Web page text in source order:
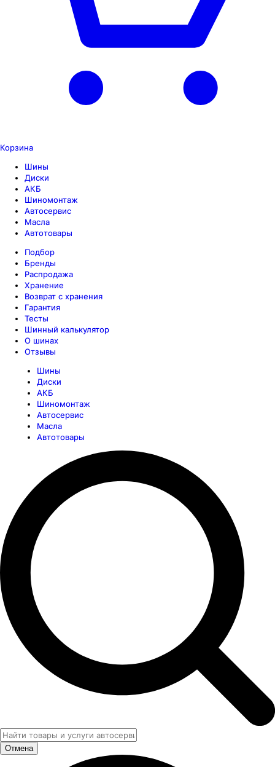
Корзина
Шины
Диски
АКБ
Шиномонтаж
Автосервис
Масла
Автотовары
Подбор
Бренды
Распродажа
Хранение
Возврат с хранения
Гарантия
Тесты
Шинный калькулятор
О шинах
Отзывы
Шины
Диски
АКБ
Шиномонтаж
Автосервис
Масла
Автотовары
Отмена